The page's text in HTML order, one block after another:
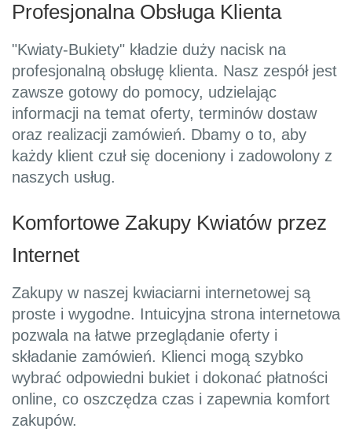
Profesjonalna Obsługa Klienta
"Kwiaty-Bukiety" kładzie duży nacisk na
profesjonalną obsługę klienta. Nasz zespół jest
zawsze gotowy do pomocy, udzielając
informacji na temat oferty, terminów dostaw
oraz realizacji zamówień. Dbamy o to, aby
każdy klient czuł się doceniony i zadowolony z
naszych usług.
Komfortowe Zakupy Kwiatów przez
Internet
Zakupy w naszej kwiaciarni internetowej są
proste i wygodne. Intuicyjna strona internetowa
pozwala na łatwe przeglądanie oferty i
składanie zamówień. Klienci mogą szybko
wybrać odpowiedni bukiet i dokonać płatności
online, co oszczędza czas i zapewnia komfort
zakupów.